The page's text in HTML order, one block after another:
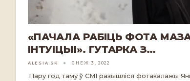
«ПАЧАЛА РАБІЦЬ ФОТА
ІНТУІЦЫІ». ГУТАРКА З…
ALESIA.SK СНЕЖ 3, 2022
Пару год таму ў СМІ разышліся фотакалажы